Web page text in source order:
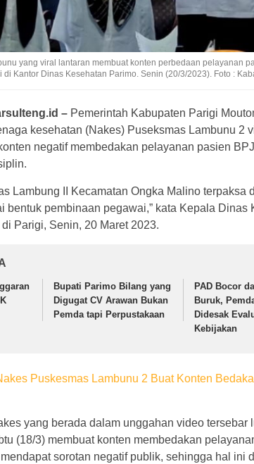
yang viral lantaran membuat konten perbedaan pelayanan
di Kantor Dinas Kesehatan Parimo. Senin (20/3/2023). Foto :
– Pemerintah Kabupaten Parigi
kesehatan (Nakes) Puseksmas Lambunu 2
negatif membedakan pelayanan pasien
Lambung II Kecamatan Ongka Malino terpaksa
bentuk pembinaan pegawai,” kata Kepala Dinas
Parigi, Senin, 20 Maret 2023.
Bupati Parimo Bilang yang
Digugat CV Arawan Bukan
Pemda tapi Perpustakaan
PAD Bocor
Buruk,
Didesak
Kebijakan
Puskesmas Lambunu 2 Buat Konten
yang berada dalam unggahan video tersebar
(18/3) membuat konten membedakan
sorotan negatif publik, sehingga hal ini